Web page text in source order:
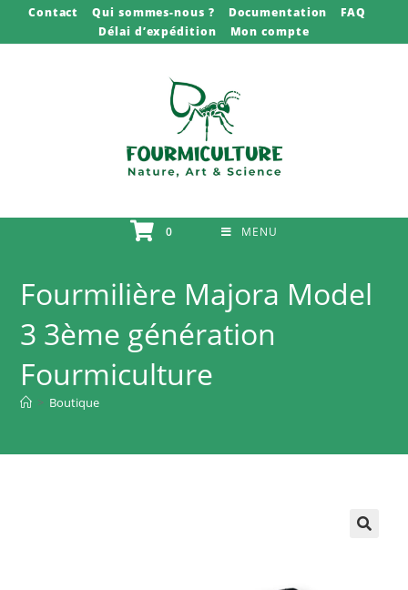
Contact Qui sommes-nous ? Documentation
FAQ
Délai d’expédition
Mon compte
0 MENU
Fourmilière Majora Model
3 3ème génération
Fourmiculture
> Boutique